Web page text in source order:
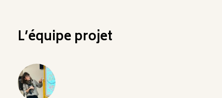
L’équipe projet